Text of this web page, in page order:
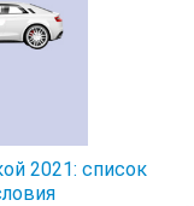
2021: список